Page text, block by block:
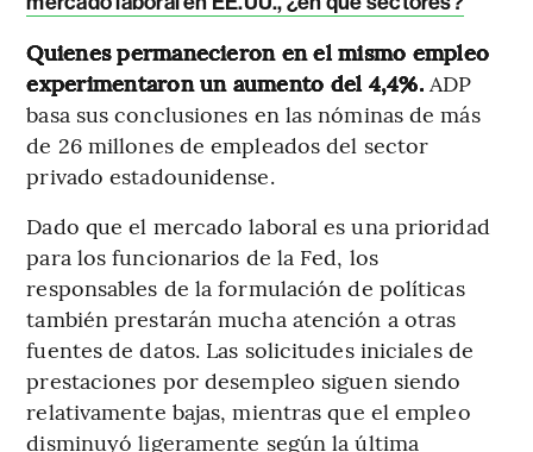
Quienes permanecieron en el mismo empleo
experimentaron un aumento del 4,4%.ADP
basa sus conclusiones en las nóminas de más
de 26 millones de empleados del sector
privado estadounidense.
Dado que el mercado laboral es una prioridad
para los funcionarios de la Fed, los
responsables de la formulación de políticas
también prestarán mucha atención a otras
fuentes de datos. Las solicitudes iniciales de
prestaciones por desempleo siguen siendo
relativamente bajas, mientras que el empleo
disminuyó ligeramente según la última